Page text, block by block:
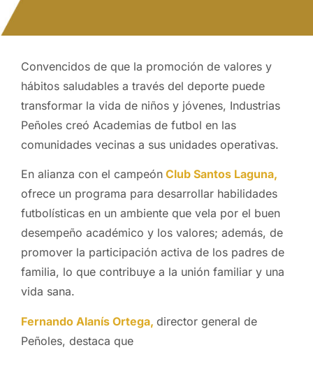
Convencidos de que la promoción de valores y
hábitos saludables a través del deporte puede
transformar la vida de niños y jóvenes, Industrias
Peñoles creó Academias de futbol en las
comunidades vecinas a sus unidades operativas.
En alianza con el campeón Club Santos Laguna,
ofrece un programa para desarrollar habilidades
futbolísticas en un ambiente que vela por el buen
desempeño académico y los valores; además, de
promover la participación activa de los padres de
familia, lo que contribuye a la unión familiar y una
vida sana.
Fernando Alanís Ortega, director general de
Peñoles, destaca que